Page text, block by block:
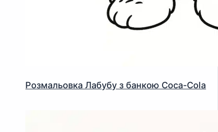
Розмальовка Лабубу з банкою Coca-Cola